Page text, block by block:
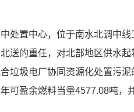
处置中心，位于南水北调中
送的重任，对北部地区供水起
垃圾电厂协同资源化处置污
可盈余燃料当量4577.08吨，